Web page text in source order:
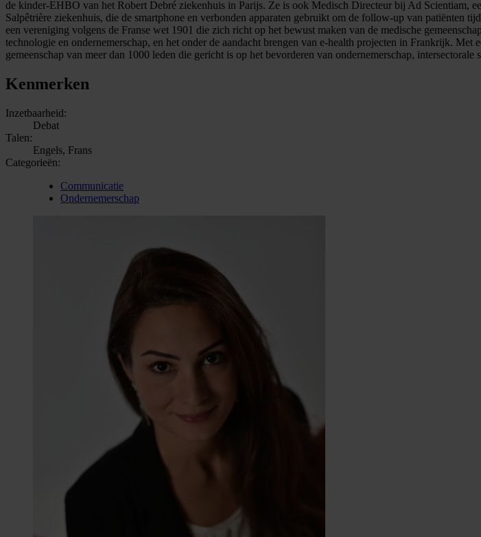
de kinder-EHBO van het Robert Debré ziekenhuis in Parijs. Ze is ook Medisch Directeur bij Ad Scientiam,
Salpêtrière ziekenhuis, die de smartphone en verbonden apparaten gebruikt om de follow-up van patiënten
een vereniging volgens de Franse wet 1901 die zich richt op het bewust maken van de medische
technologie en ondernemerschap, en het onder de aandacht brengen van e-health projecten in Frankrijk.
gemeenschap van meer dan 1000 leden die gericht is op het bevorderen van ondernemerschap,
Kenmerken
Inzetbaarheid:
Debat
Talen:
Engels, Frans
Categorieën:
Communicatie
Ondernemerschap